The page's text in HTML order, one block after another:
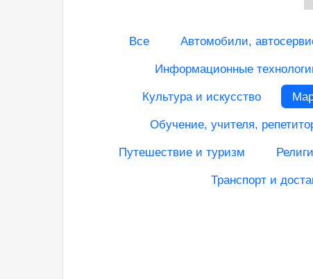
Все Автомобили,
Информационные
Культура и искусство
Обучение, учителя,
Путешествие и туризм
Транспорт и